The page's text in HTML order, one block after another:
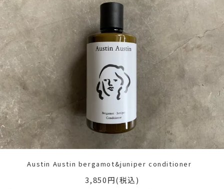
Austin Austin bergamot&juniper conditioner
3,850円(税込)